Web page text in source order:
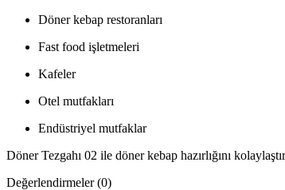
Döner kebap restoranları
Fast food işletmeleri
Kafeler
Otel mutfakları
Endüstriyel mutfaklar
Döner Tezgahı 02 ile döner kebap hazırlığını
Değerlendirmeler (0)